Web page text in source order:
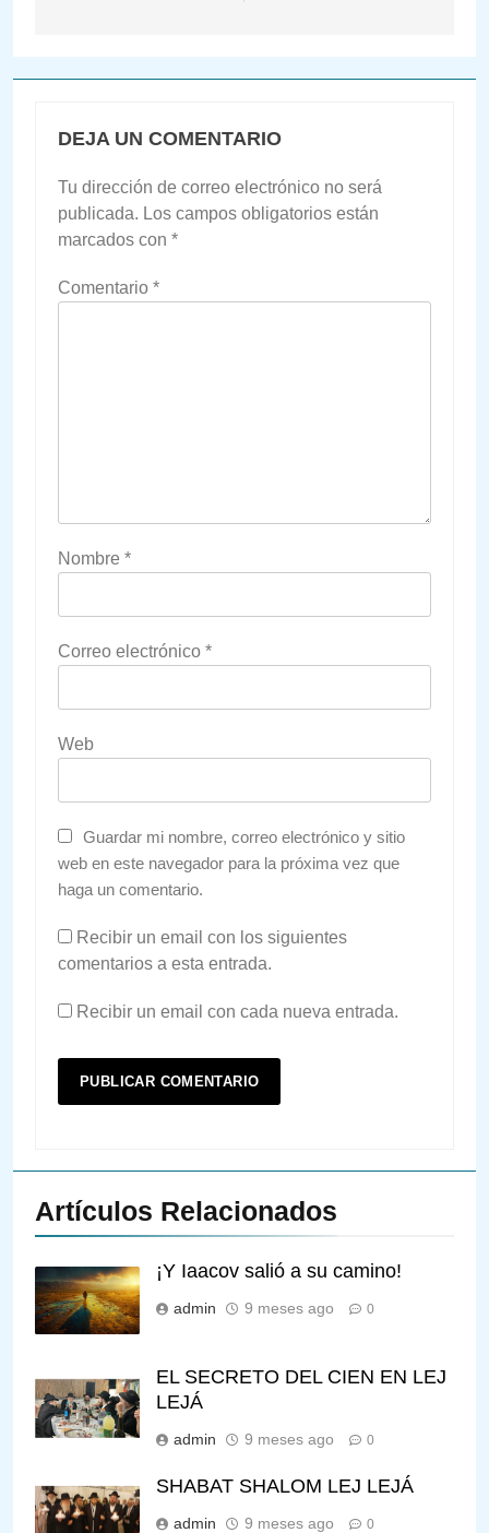
DEJA UN COMENTARIO
Tu dirección de correo electrónico no será
publicada. Los campos obligatorios están
marcados con *
Comentario *
Nombre *
Correo electrónico *
Web
Guardar mi nombre, correo electrónico y sitio
web en este navegador para la próxima vez que
haga un comentario.
Recibir un email con los siguientes
comentarios a esta entrada.
Recibir un email con cada nueva entrada.
Artículos Relacionados
¡Y Iaacov salió a su camino!
admin 9 meses ago 0
EL SECRETO DEL CIEN EN LEJ
LEJÁ
admin 9 meses ago 0
SHABAT SHALOM LEJ LEJÁ
admin 9 meses ago 0